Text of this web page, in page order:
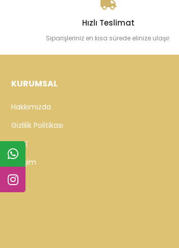
Hızlı Teslimat
Siparişleriniz en kısa sürede elinize ulaşır.
KURUMSAL
Hakkımızda
Gizlilik Politikası
KVKK
İletişim